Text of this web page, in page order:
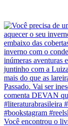
Você encontrou o